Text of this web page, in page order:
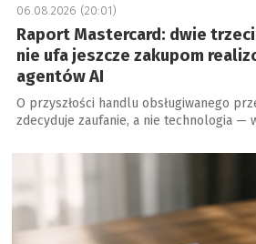
06.08.2026 (20:01)
Raport Mastercard: dwie
nie ufa jeszcze zakupom
agentów AI
O przyszłości handlu obsługiwanego
zdecyduje zaufanie, a nie technologia —
a